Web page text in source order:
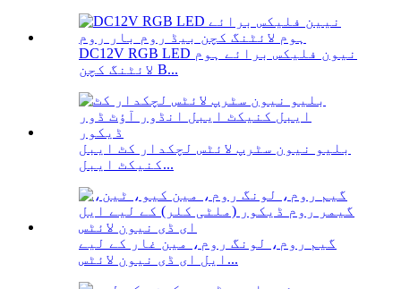
DC12V RGB LED نیون فلیکس برائے ہوم
لائٹنگ کچن B...
بلیو نیون سٹرپ لائٹس لچکدار کٹ ایبل
کنیکٹ ایبل...
گیم روم، لونگ روم، مین غار کے لیے
ایل ای ڈی نیون لائٹس...